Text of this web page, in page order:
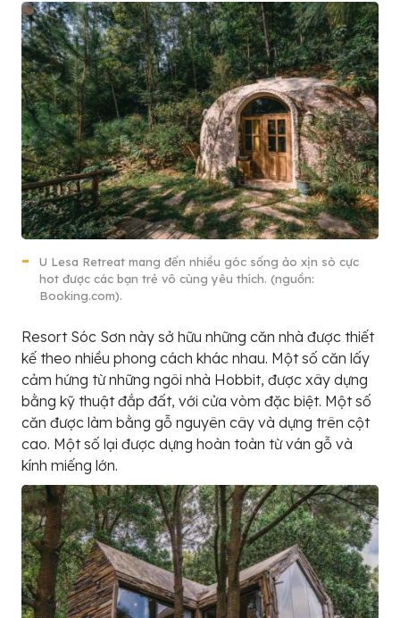
U Lesa Retreat mang đến nhiều góc sống ảo xịn sò cực
hot được các bạn trẻ vô cùng yêu thích. (nguồn:
Booking.com).
Resort Sóc Sơn này sở hữu những căn nhà được thiết
kế theo nhiều phong cách khác nhau. Một số căn lấy
cảm hứng từ những ngôi nhà Hobbit, được xây dựng
bằng kỹ thuật đắp đất, với cửa vòm đặc biệt. Một số
căn được làm bằng gỗ nguyên cây và dựng trên cột
cao. Một số lại được dựng hoàn toàn từ ván gỗ và
kính miếng lớn.